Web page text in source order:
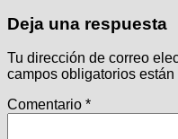
Deja una respuesta
Tu dirección de correo
campos obligatorios están
Comentario *